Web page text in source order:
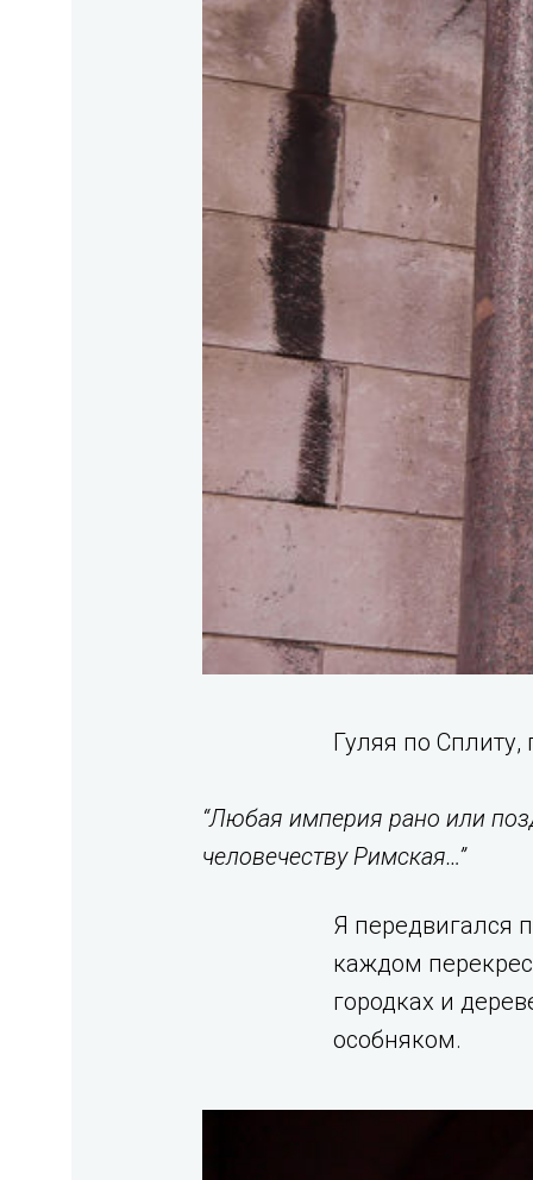
Гуляя по
“Любая империя рано или
человечеству Римская…”
Я передвигался
каждом
городках и
особняком.